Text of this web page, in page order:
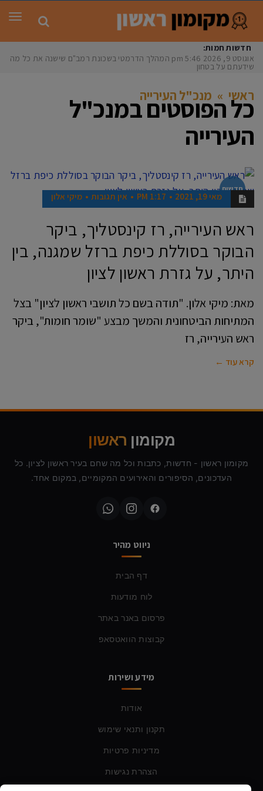
חדשות חמות:
אוגוסט 9, 2026
5:46 pm המהלך הדרמטי בשכונת רמב"ם שישנה את כל מה
שידעתם על בטחון
ראשי » מנכ"ל העירייה
כל הפוסטים במנכ"ל
העירייה
חדשות
מאי 19, 2021 1:17 PM אין תגובות מיקי אלון
ראש העירייה, רז קינסטליך, ביקר
הבוקר בסוללת כיפת ברזל שמגנה, בין
היתר, על גזרת ראשון לציון
מאת: מיקי אלון. "תודה בשם כל תושבי ראשון לציון" בצל
המתיחות הביטחונית והמשך מבצע "שומר חומות", ביקר
ראש העירייה, רז
קרא עוד ←
מקומון ראשון
מקומון ראשון - חדשות, כתבות וכל מה שחם בעיר ראשון לציון. כל
העדכונים, הסיפורים והאירועים המקומיים, במקום אחד.
ניווט מהיר
דף הבית
לוח מודעות
פרסום באנר באתר
קבוצות הוואטסאפ
מידע ושירות
אודות
תקנון ותנאי שימוש
מדיניות פרטיות
הצהרת נגישות